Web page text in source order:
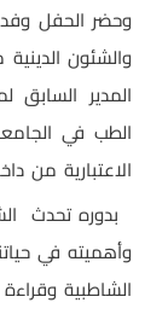
وحضر الحفل
والشئون
المدير
الطب في
الاعتبارية من
بدوره تحدث
وأهميته في
الشاطبية